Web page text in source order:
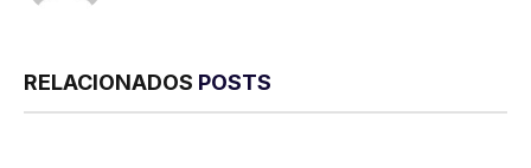
RELACIONADOS POSTS